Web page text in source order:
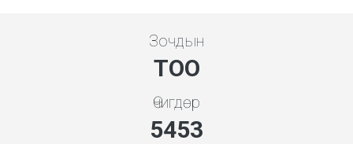
Зочдын
ТОО
Өчигдөр
5843